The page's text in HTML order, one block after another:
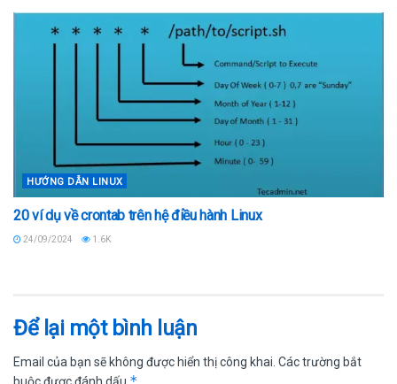
HƯỚNG DẪN LINUX
20 ví dụ về crontab trên hệ điều hành Linux
24/09/2024 1.6K
Để lại một bình luận
Email của bạn sẽ không được hiển thị công khai. Các trường bắt
buộc được đánh dấu